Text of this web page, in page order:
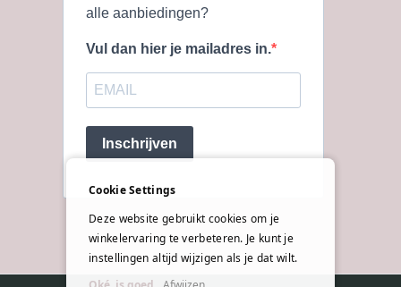
alle aanbiedingen?
Vul dan hier je mailadres in.
Inschrijven
Cookie Settings
Deze website gebruikt cookies om je
winkelervaring te verbeteren. Je kunt je
instellingen altijd wijzigen als je dat wilt.